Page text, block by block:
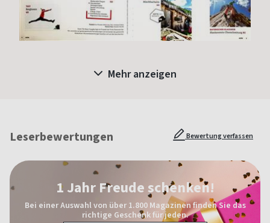
Mehr anzeigen
Leserbewertungen Bewertung verfassen
1 Jahr Freude schenken!
Bei einer Auswahl von über 1.800 Magazinen finden Sie das
richtige Geschenk für jeden.